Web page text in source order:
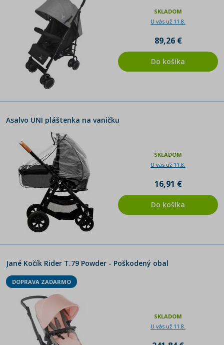
SKLADOM
U vás už 11.8.
89,26 €
Do košíka
Asalvo UNI pláštenka na vaničku
SKLADOM
U vás už 11.8.
16,91 €
Do košíka
Jané Kočík Rider T.79 Powder - Poškodený obal
DOPRAVA ZADARMO
SKLADOM
U vás už 11.8.